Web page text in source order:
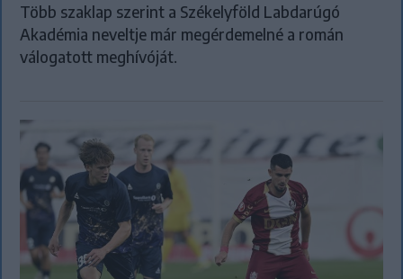
Több szaklap szerint a Székelyföld Labdarúgó
Akadémia neveltje már megérdemelné a román
válogatott meghívóját.